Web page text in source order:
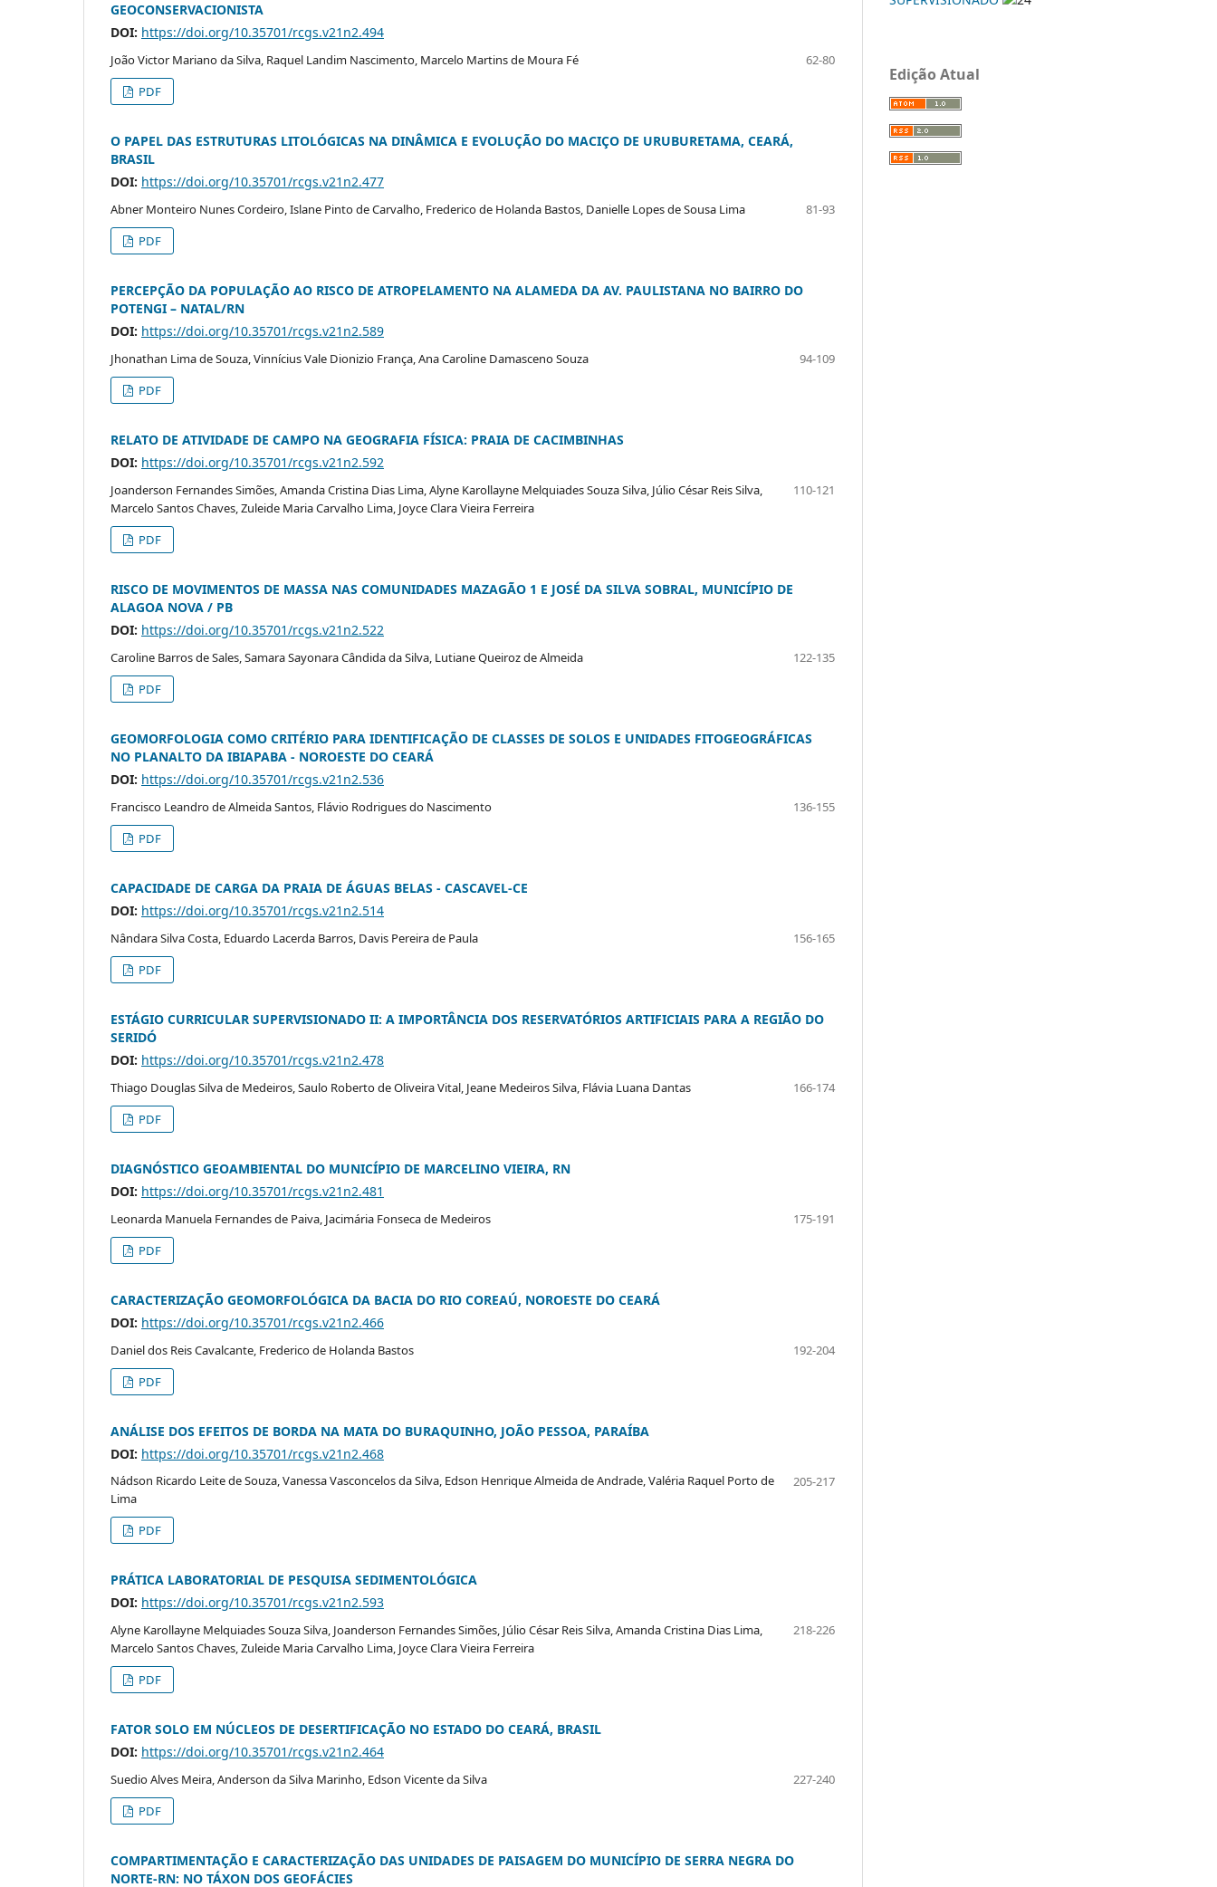
GEOCONSERVACIONISTA
DOI: https://doi.org/10.35701/rcgs.v21n2.494
João Victor Mariano da Silva, Raquel Landim Nascimento, Marcelo Martins de Moura Fé
62-80
PDF
O PAPEL DAS ESTRUTURAS LITOLÓGICAS NA DINÂMICA E EVOLUÇÃO DO MACIÇO DE URUBURETAMA, CEARÁ,
BRASIL
DOI: https://doi.org/10.35701/rcgs.v21n2.477
Abner Monteiro Nunes Cordeiro, Islane Pinto de Carvalho, Frederico de Holanda Bastos, Danielle Lopes de Sousa Lima
81-93
PDF
PERCEPÇÃO DA POPULAÇÃO AO RISCO DE ATROPELAMENTO NA ALAMEDA DA AV. PAULISTANA NO BAIRRO DO
POTENGI – NATAL/RN
DOI: https://doi.org/10.35701/rcgs.v21n2.589
Jhonathan Lima de Souza, Vinnícius Vale Dionizio França, Ana Caroline Damasceno Souza
94-109
PDF
RELATO DE ATIVIDADE DE CAMPO NA GEOGRAFIA FÍSICA: PRAIA DE CACIMBINHAS
DOI: https://doi.org/10.35701/rcgs.v21n2.592
Joanderson Fernandes Simões, Amanda Cristina Dias Lima, Alyne Karollayne Melquiades Souza Silva, Júlio César Reis Silva,
Marcelo Santos Chaves, Zuleide Maria Carvalho Lima, Joyce Clara Vieira Ferreira
110-121
PDF
RISCO DE MOVIMENTOS DE MASSA NAS COMUNIDADES MAZAGÃO 1 E JOSÉ DA SILVA SOBRAL, MUNICÍPIO DE
ALAGOA NOVA / PB
DOI: https://doi.org/10.35701/rcgs.v21n2.522
Caroline Barros de Sales, Samara Sayonara Cândida da Silva, Lutiane Queiroz de Almeida
122-135
PDF
GEOMORFOLOGIA COMO CRITÉRIO PARA IDENTIFICAÇÃO DE CLASSES DE SOLOS E UNIDADES FITOGEOGRÁFICAS
NO PLANALTO DA IBIAPABA - NOROESTE DO CEARÁ
DOI: https://doi.org/10.35701/rcgs.v21n2.536
Francisco Leandro de Almeida Santos, Flávio Rodrigues do Nascimento
136-155
PDF
CAPACIDADE DE CARGA DA PRAIA DE ÁGUAS BELAS - CASCAVEL-CE
DOI: https://doi.org/10.35701/rcgs.v21n2.514
Nândara Silva Costa, Eduardo Lacerda Barros, Davis Pereira de Paula
156-165
PDF
ESTÁGIO CURRICULAR SUPERVISIONADO II: A IMPORTÂNCIA DOS RESERVATÓRIOS ARTIFICIAIS PARA A REGIÃO DO
SERIDÓ
DOI: https://doi.org/10.35701/rcgs.v21n2.478
Thiago Douglas Silva de Medeiros, Saulo Roberto de Oliveira Vital, Jeane Medeiros Silva, Flávia Luana Dantas
166-174
PDF
DIAGNÓSTICO GEOAMBIENTAL DO MUNICÍPIO DE MARCELINO VIEIRA, RN
DOI: https://doi.org/10.35701/rcgs.v21n2.481
Leonarda Manuela Fernandes de Paiva, Jacimária Fonseca de Medeiros
175-191
PDF
CARACTERIZAÇÃO GEOMORFOLÓGICA DA BACIA DO RIO COREAÚ, NOROESTE DO CEARÁ
DOI: https://doi.org/10.35701/rcgs.v21n2.466
Daniel dos Reis Cavalcante, Frederico de Holanda Bastos
192-204
PDF
ANÁLISE DOS EFEITOS DE BORDA NA MATA DO BURAQUINHO, JOÃO PESSOA, PARAÍBA
DOI: https://doi.org/10.35701/rcgs.v21n2.468
Nádson Ricardo Leite de Souza, Vanessa Vasconcelos da Silva, Edson Henrique Almeida de Andrade, Valéria Raquel Porto de
Lima
205-217
PDF
PRÁTICA LABORATORIAL DE PESQUISA SEDIMENTOLÓGICA
DOI: https://doi.org/10.35701/rcgs.v21n2.593
Alyne Karollayne Melquiades Souza Silva, Joanderson Fernandes Simões, Júlio César Reis Silva, Amanda Cristina Dias Lima,
Marcelo Santos Chaves, Zuleide Maria Carvalho Lima, Joyce Clara Vieira Ferreira
218-226
PDF
FATOR SOLO EM NÚCLEOS DE DESERTIFICAÇÃO NO ESTADO DO CEARÁ, BRASIL
DOI: https://doi.org/10.35701/rcgs.v21n2.464
Suedio Alves Meira, Anderson da Silva Marinho, Edson Vicente da Silva
227-240
PDF
COMPARTIMENTAÇÃO E CARACTERIZAÇÃO DAS UNIDADES DE PAISAGEM DO MUNICÍPIO DE SERRA NEGRA DO
NORTE-RN: NO TÁXON DOS GEOFÁCIES
Edição Atual